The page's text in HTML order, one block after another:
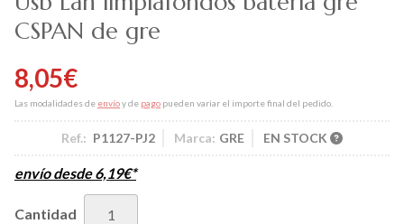
CSPAN de gre
8,05€
Las modalidades de envíoy de pago pueden variar el importe final del pedido.
Ref.: P1127-PJ2 Marca: GRE EN STOCK
envío desde6,19€*
Cantidad